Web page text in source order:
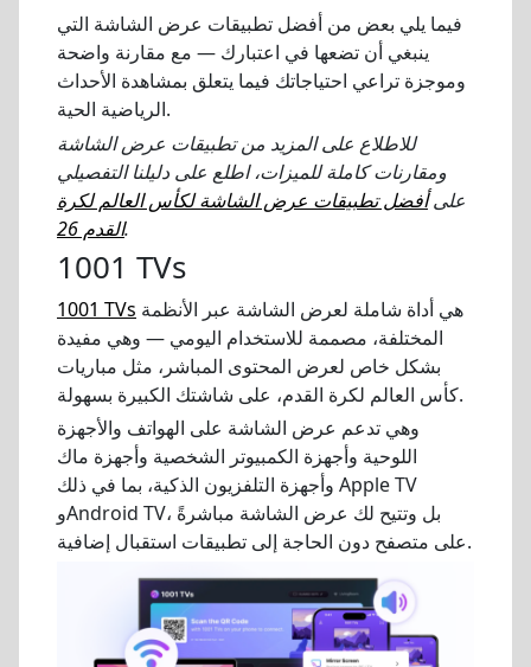
فيما يلي بعض من أفضل تطبيقات عرض الشاشة التي
ينبغي أن تضعها في اعتبارك — مع مقارنة واضحة
وموجزة تراعي احتياجاتك فيما يتعلق بمشاهدة الأحداث
الرياضية الحية.
للاطلاع على المزيد من تطبيقات عرض الشاشة
ومقارنات كاملة للميزات، اطلع على دليلنا التفصيلي
علىأفضل تطبيقات عرض الشاشة لكأس العالم لكرة
القدم 26.
1001 TVs
1001 TVs
المختلفة، مصممة للاستخدام اليومي — وهي مفيدة
بشكل خاص لعرض المحتوى المباشر، مثل مباريات
كأس العالم لكرة القدم، على شاشتك الكبيرة بسهولة.
وهي تدعم عرض الشاشة على الهواتف والأجهزة
اللوحية وأجهزة الكمبيوتر الشخصية وأجهزة ماك
وأجهزة التلفزيون الذكية، بما في ذلك Apple TV
وAndroid TV، بل وتتيح لك عرض الشاشة مباشرةً
على متصفح دون الحاجة إلى تطبيقات استقبال إضافية.